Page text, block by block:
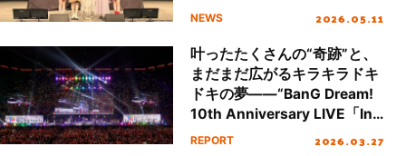
NEWS 2026.05.11
叶ったたくさんの“奇跡”と、
まだまだ広がるキラキラドキ
ドキの夢――“BanG Dream!
10th Anniversary LIVE「In
the name of BanG
REPORT 2026.03.27